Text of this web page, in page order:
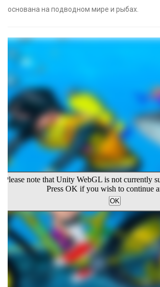
основана на подводном мире и рыбах.